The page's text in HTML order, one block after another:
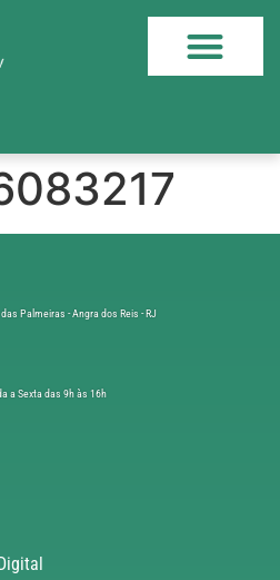
Palmeiras - Angra dos Reis - RJ
a Sexta das 9h às 16h